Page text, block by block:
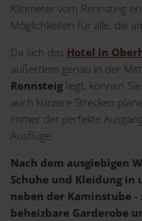
Kilometer vom Rennsteig
Möglichkeiten für alle, die
Da sich das Hotel in
außerdem genau in der
Rennsteig liegt, können
auch kürzere Strecken
immer der perfekte
Ausflüge.
Nach dem ausgiebigen
Schuhe und Kleidung in
neben der Kaminstube
beheizbare Garderobe